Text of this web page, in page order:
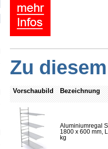
Zu
Vorschaubild Bezeichnung
Aluminiumregal
1800 x 600 mm,
kg